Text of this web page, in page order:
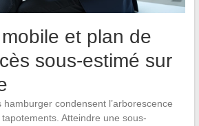
et plan de
sous-estimé sur
condensent l’arborescence
Atteindre une sous-